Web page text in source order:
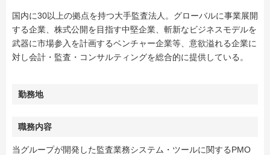
国内に30以上の拠点を持つ大手監査法人。グローバルに事業展開
する企業、株式公開を目指す中堅企業、斬新なビジネスモデルを
武器に市場参入を計画するベンチャー企業等、意欲溢れる企業に
対し会計・監査・コンサルティングを総合的に提供している。
勤務地
職務内容
当グループが開発した監査業務システム・ツールに関するPMO